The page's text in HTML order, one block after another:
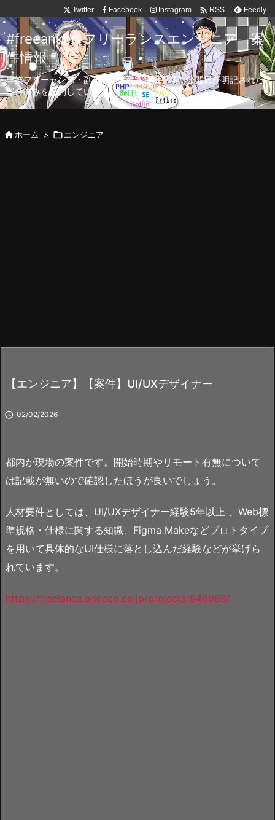
Twitter Facebook Instagram  RSS Feedly
#freeanken フリーランスエンジニア 案
件情報
専業フリーランス・副業向け案件を毎日更新！公開日が明記された
案件のみを公開しています。
ホーム > エンジニア
【エンジニア】【案件】UI/UXデザイナー
 02/02/2026
都内が現場の案件です。開始時期やリモート有無について
は記載が無いので確認したほうが良いでしょう。
人材要件としては、UI/UXデザイナー経験5年以上 、Web標
準規格・仕様に関する知識、Figma Makeなどプロトタイプ
を用いて具体的なUI仕様に落とし込んだ経験などが挙げら
れています。
https://freelance.adecco.co.jp/projects/648988/